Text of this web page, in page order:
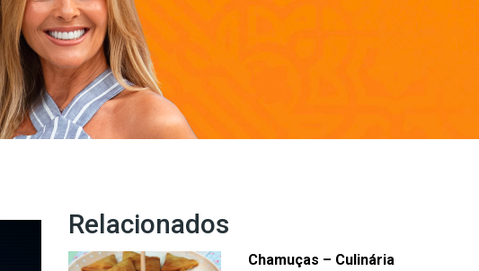
Relacionados
Chamuças – Culinária